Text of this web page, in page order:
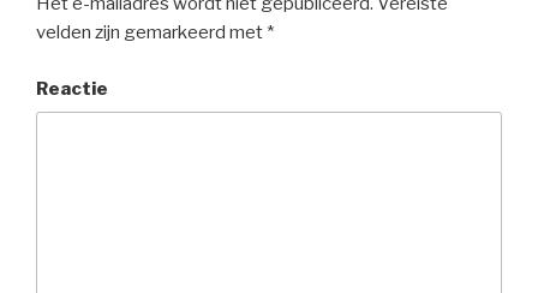
velden zijn gemarkeerd met *
Reactie